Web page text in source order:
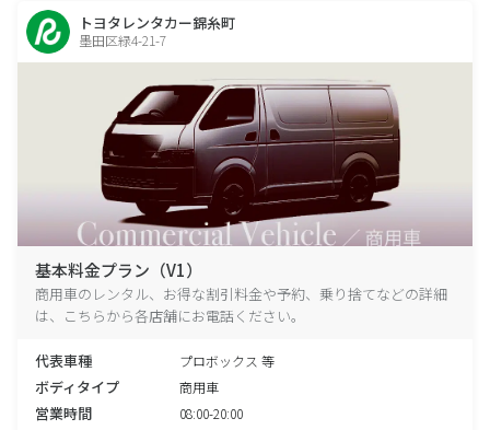
トヨタレンタカー錦糸町
墨田区緑4-21-7
基本料金プラン（V1）
商用車のレンタル、お得な割引料金や予約、乗り捨てなどの詳細
は、こちらから各店舗にお電話ください。
代表車種 プロボックス 等
ボディタイプ 商用車
営業時間 08:00-20:00